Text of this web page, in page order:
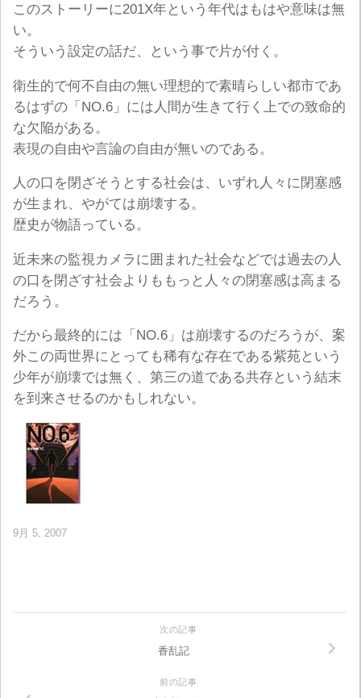
このストーリーに201X年という年代はもはや意味は無
い。
そういう設定の話だ、という事で片が付く。
衛生的で何不自由の無い理想的で素晴らしい都市であ
るはずの「NO.6」には人間が生きて行く上での致命的
な欠陥がある。
表現の自由や言論の自由が無いのである。
人の口を閉ざそうとする社会は、いずれ人々に閉塞感
が生まれ、やがては崩壊する。
歴史が物語っている。
近未来の監視カメラに囲まれた社会などでは過去の人
の口を閉ざす社会よりももっと人々の閉塞感は高まる
だろう。
だから最終的には「NO.6」は崩壊するのだろうが、案
外この両世界にとっても稀有な存在である紫苑という
少年が崩壊では無く、第三の道である共存という結末
を到来させるのかもしれない。
9月 5, 2007
次の記事
香乱記
前の記事